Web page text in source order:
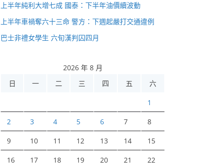
上半年純利大增七成 國泰：下半年油價續波動
上半年車禍奪六十三命 警方：下週起嚴打交通違例
巴士非禮女學生 六旬漢判囚四月
2026 年 8 月
日
一 二 三 四 五 六
1
2 3 4 5 6 7 8
9 10 11 12 13 14 15
16 17 18 19 20 21 22